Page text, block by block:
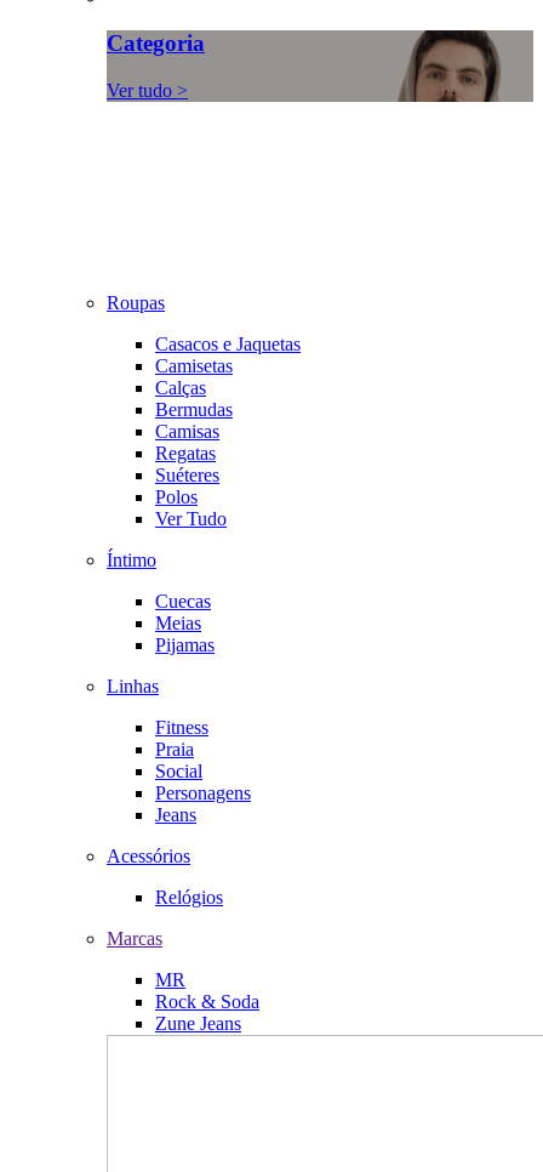
Categoria
Ver tudo >
Roupas
Casacos e Jaquetas
Camisetas
Calças
Bermudas
Camisas
Regatas
Suéteres
Polos
Ver Tudo
Íntimo
Cuecas
Meias
Pijamas
Linhas
Fitness
Praia
Social
Personagens
Jeans
Acessórios
Relógios
Marcas
MR
Rock & Soda
Zune Jeans